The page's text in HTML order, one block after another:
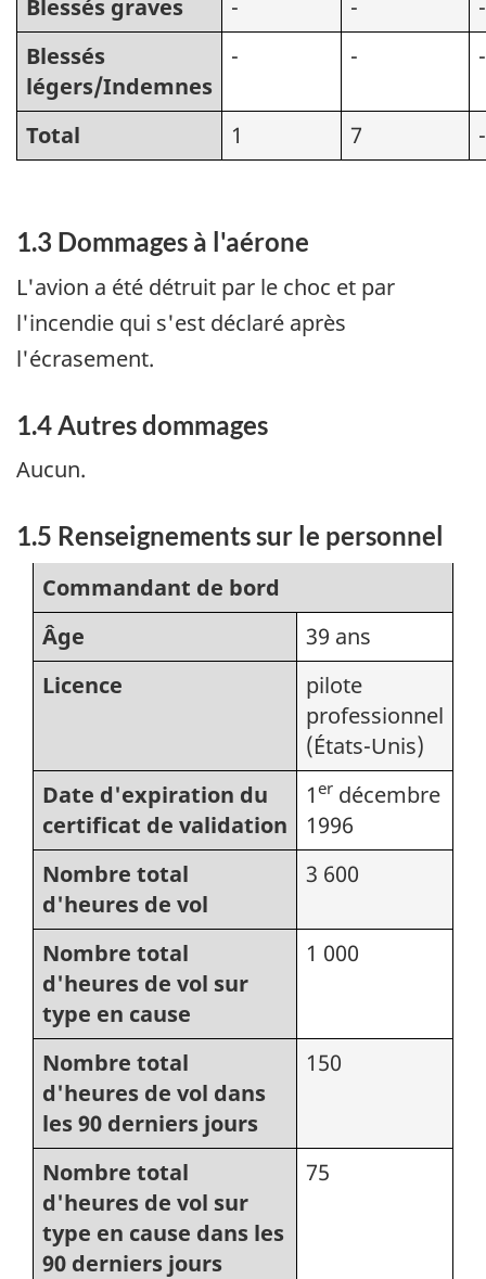
Blessés graves - -
-
Blessés
légers/Indemnes
- - -
Total 1 7 -
1.3 Dommages à l'aérone
L'avion a été détruit par le choc et par
l'incendie qui s'est déclaré après
l'écrasement.
1.4 Autres dommages
Aucun.
1.5 Renseignements sur le personnel
Commandant de bord
Âge
39 ans
Licence
pilote
professionnel
(États-Unis)
Date d'expiration du
certificat de validation
1 er décembre
1996
Nombre total
d'heures de vol
3 600
Nombre total
d'heures de vol sur
type en cause
1 000
Nombre total
d'heures de vol dans
les 90 derniers jours
150
Nombre total
d'heures de vol sur
type en cause dans les
90 derniers jours
75